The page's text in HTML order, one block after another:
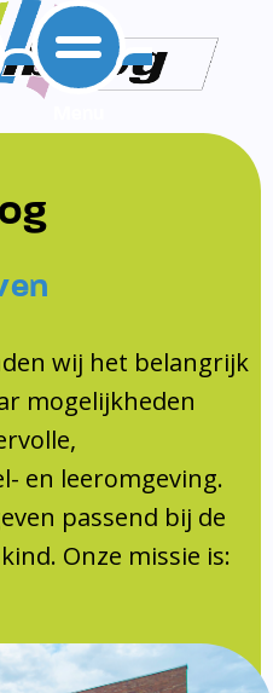
wij het belangrijk
mogelijkheden
en leeromgeving.
passend bij de
Onze missie is: